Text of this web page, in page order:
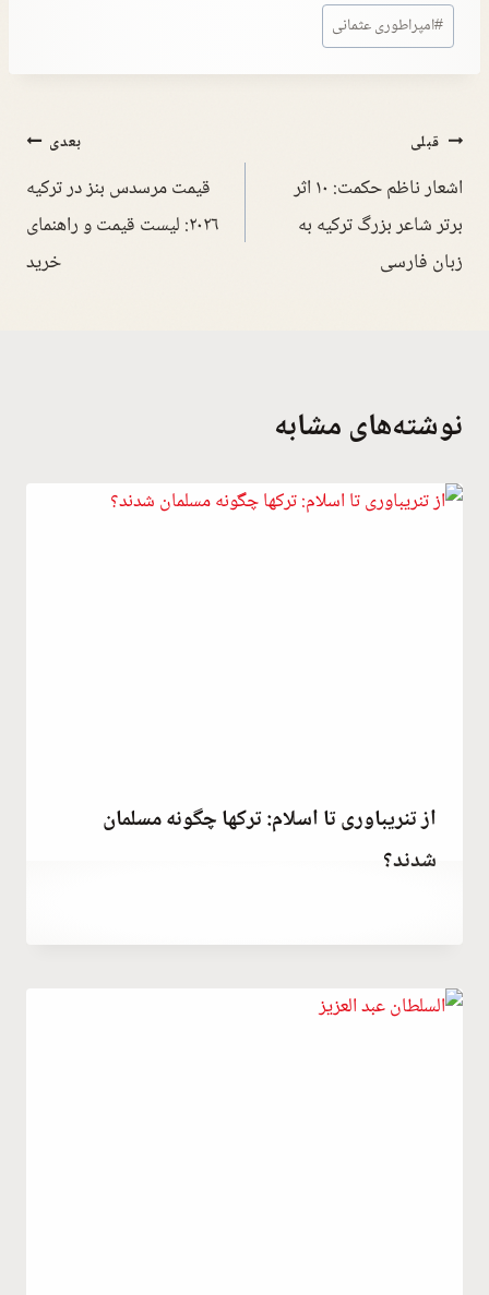
#امپراطوری عثمانی
قبلی
اشعار ناظم حکمت: ۱۰ اثر
برتر شاعر بزرگ ترکیه به
زبان فارسی
بعدی
قیمت مرسدس بنز در ترکیه
۲۰۲۶: لیست قیمت و راهنمای
خرید
نوشته‌های مشابه
از تنریباوری تا اسلام: ترکها چگونه مسلمان
شدند؟
Hatice